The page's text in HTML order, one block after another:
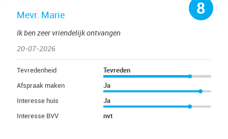
8
Mevr. Marie
Ik ben zeer vriendelijk ontvangen
20-07-2026
Tevredenheid
Tevreden
Afspraak maken
Ja
Interesse huis
Ja
Interesse BVV
nvt